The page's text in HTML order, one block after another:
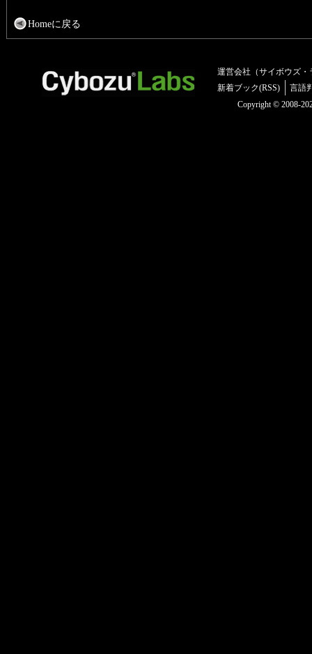
Homeに戻る
運営会社（サイボウズ・
新着ブック(RSS)
言語
Copyright © 2008-